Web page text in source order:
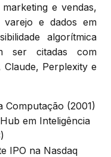
e vendas,
varejo e dados em
algorítmica
ser citadas com
Claude, Perplexity e
Computação (2001)
em Inteligência
IPO na Nasdaq